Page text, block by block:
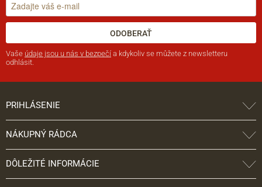
ODOBERAŤ
Vaše údaje jsou u nás v bezpečí a kdykoliv se můžete z newsletteru
odhlásit.
PRIHLÁSENIE
NÁKUPNÝ RÁDCA
DÔLEŽITÉ INFORMÁCIE